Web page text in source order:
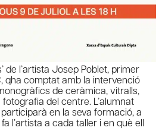
de l’artista Josep Poblet, primer
qha comptat amb la intervenció
de ceràmica, vitralls,
del centre. L’alumnat
en la seva formació, a
l’artista a cada taller i en què ell